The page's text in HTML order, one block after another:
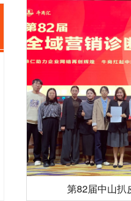
第82届中山扒